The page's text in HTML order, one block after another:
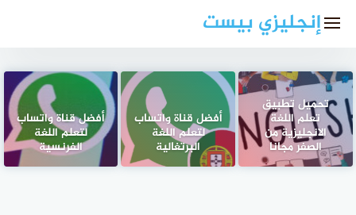
إنجليزي بيست
تحميل تطبيق
تعلم اللغة
الانجليزية من
الصفر مجانا
أفضل قناة واتساب
لتعلم اللغة
البرتغالية
أفضل قناة واتساب
لتعلم اللغة
الفرنسية